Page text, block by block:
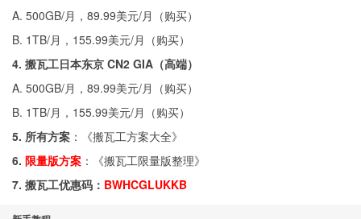
A. 500GB/月，89.99美元/月（购买）
B. 1TB/月，155.99美元/月（购买）
4. 搬瓦工日本东京 CN2 GIA（高端）
A. 500GB/月，89.99美元/月（购买）
B. 1TB/月，155.99美元/月（购买）
5. 所有方案 ：《搬瓦工方案大全》
6. 限量版方案 ：《搬瓦工限量版整理》
7. 搬瓦工优惠码： BWHCGLUKKB